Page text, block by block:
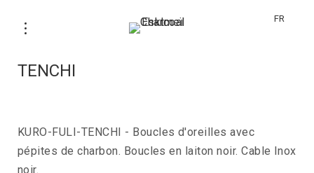
FR
TENCHI
KURO-FULI-TENCHI - Boucles d'oreilles avec
pépites de charbon. Boucles en laiton noir. Cable Inox
noir.